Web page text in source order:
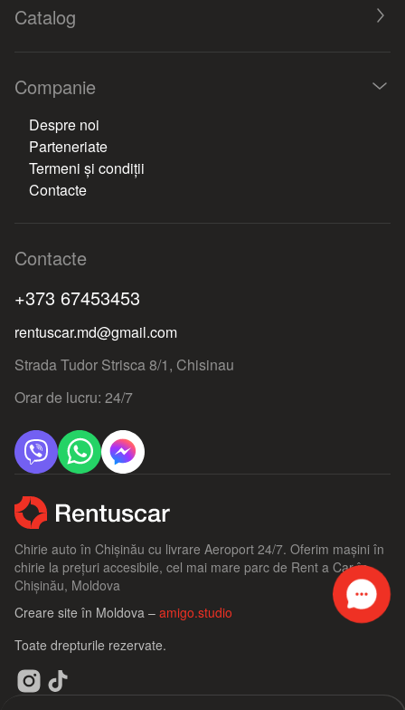
Chirie auto în Chișinău cu livrare Aeroport 24/7. Oferim mașini în
chirie la prețuri accesibile, cel mai mare parc de Rent a Car în
Chișinău, Moldova
Creare site în Moldova – amigo.studio
Toate drepturile rezervate.
Catalog
Companie
Despre noi
Parteneriate
Termeni și condiții
Contacte
Contacte
+373 67453453
rentuscar.md@gmail.com
Strada Tudor Strisca 8/1, Chisinau
Orar de lucru: 24/7